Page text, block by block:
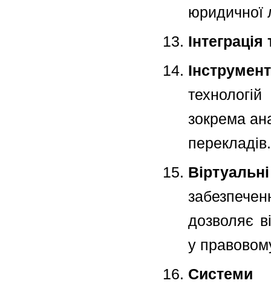
юридичної
зокрема
перекладів.
дозволяє
у
Системи